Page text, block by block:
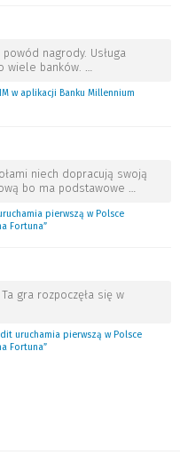
powód nagrody. Usługa
wiele banków. …
w aplikacji Banku Millennium
niech dopracują swoją
bo ma podstawowe …
pierwszą w Polsce
Fortuna”
gra rozpoczęła się w
uruchamia pierwszą w Polsce
Fortuna”